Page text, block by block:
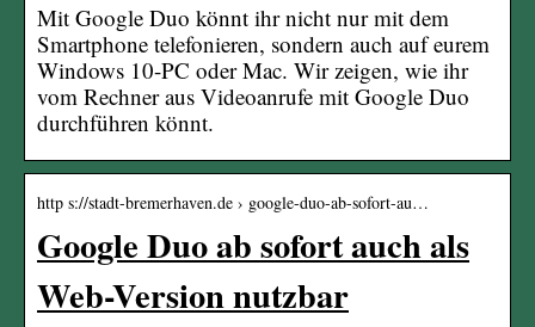
Mit Google Duo könnt ihr nicht nur mit dem
Smartphone telefonieren, sondern auch auf eurem
Windows 10-PC oder Mac. Wir zeigen, wie ihr
vom Rechner aus Videoanrufe mit Google Duo
durchführen könnt.
http s://stadt-bremerhaven.de › google-duo-ab-sofort-au…
Google Duo ab sofort auch als
Web-Version nutzbar